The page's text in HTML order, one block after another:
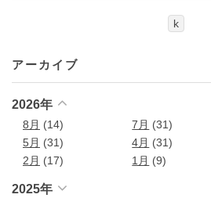
k
アーカイブ
2026年
8月 (14) 7月 (31)
5月 (31) 4月 (31)
2月 (17) 1月 (9)
2025年